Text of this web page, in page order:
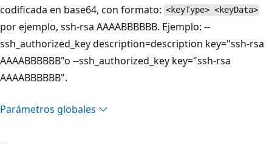
codificada en base64, con formato: <keyType> <keyData>
por ejemplo, ssh-rsa AAAABBBBBB. Ejemplo: --
ssh_authorized_key description=description key="ssh-rsa
AAAABBBBBB"o --ssh_authorized_key key="ssh-rsa
AAAABBBBBB".
Parámetros globales